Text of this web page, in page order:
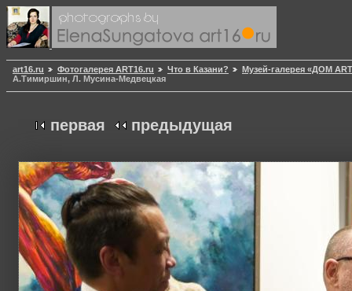
art16.ru Фотогалерея ART16.ru Что в Казани?
Музей-галерея «ДОМ
А.Тимиршин, Л. Мусина-Медвецкая
первая предыдущая